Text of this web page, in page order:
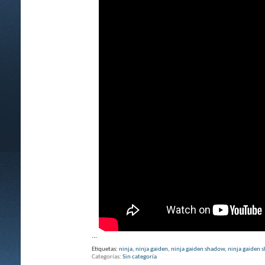
Etiquetas: ninja, ninja gaiden, ninja gaiden shadow, ninja gaiden
Categorías Sin categoría